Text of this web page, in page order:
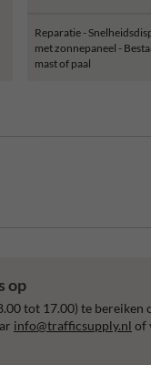
Reparatie -
met zonnepaneel -
mast of paal
op
tot 17.00) te bereiken
info@trafficsupply.nl of